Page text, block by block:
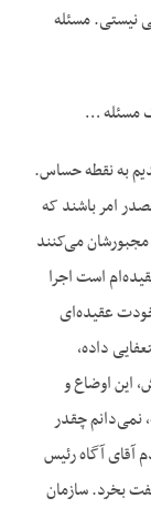
نیستی. مسئله
مسئله …
به نقطه حساس.
امر باشند که
مجبورشان می‌کنند
است اجرا
عقیده‌ای
داده،
این اوضاع و
نمی‌دانم چقدر
آقای آگاه رئیس
بخرد. سازمان